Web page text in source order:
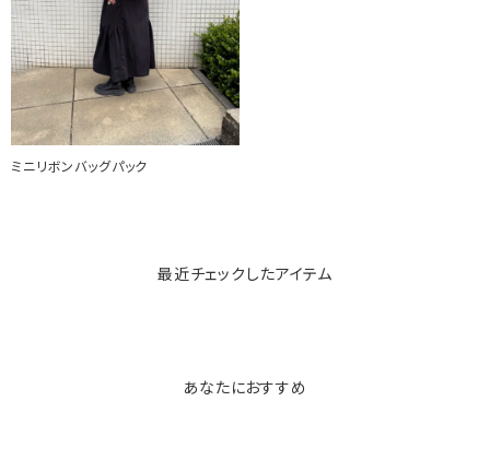
ミニリボンバッグパック
最近チェックしたアイテム
あなたにおすすめ